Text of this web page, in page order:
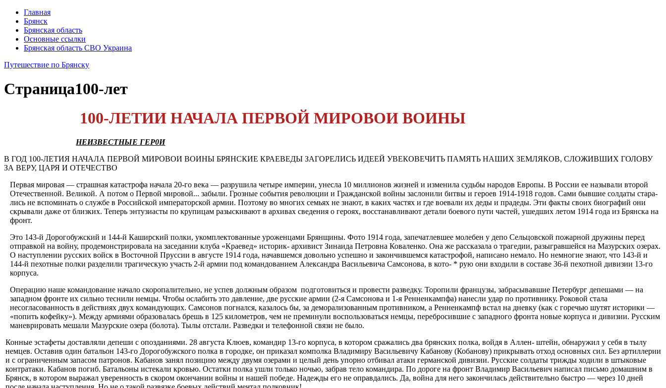
Главная
Брянск
Брянская область
Основные ссылки
Брянская область СВО Украина
Путешествие по Брянску
Страница100-лет
100-ЛЕТИИ НАЧАЛА ПЕРВОЙ МИРОВОИ ВОИНЫ
НЕИЗВЕСТНЫЕ ГЕР0И
В ГОД 100-ЛЕТИЯ НАЧАЛА ПЕРВОЙ МИРОВОИ ВОИНЫ БРЯНСКИЕ КРАЕВЕДЫ ЗАГОРЕЛИСЬ ИДЕЕЙ УВЕКОВЕЧИТЬ ПАМЯТЬ НАШИХ ЗЕМЛЯКОВ, СЛОЖИВШИХ ГОЛОВУ
ЗА ВЕРУ, ЦАРЯ И ОТЕЧЕСТВО
Первая мировая — страш­ная катастрофа начала 20-го века — разрушила четыре им­перии, унесла 10 миллионов жизней и изменила судьбы на­родов Европы. В России ее на­зывали второй
Отечественной. Великой. А потом о Первой ми­ровой... забыли. Грозные со­бытия революции и Граждан­ской войны заслонили битвы и героев 1914-1918 годов. Сами бывшие солдаты стара­
лись не вспоминать о службе в Российской императорской армии. Поэтому во многих се­мьях не знают, в каких частях и где воевали их деды и пра­деды. Эти факты своих био­графий они
скрывали даже от близких. Теперь энтузиа­сты по крупицам разыскивают в архивах сведения о героях, восстанавливают детали бо­евого пути частей, ушедших летом 1914 года из Брянска на
фронт.
Это 143-й Дорогобужский и 144-й Каширский полки, укомплектованные уроженца­ми Брянщины. Фото 1914 года, запечатлевшее молебен у депо Сельцовской пожарной дружи­ны перед
отправкой на войну, продемонстрировала на заседа­нии клуба «Краевед» историк- архивист Зинаида Петровна Коваленко. Она же рассказала о трагедии, разыгравшейся на Мазурских озерах.
О наступле­нии русских войск в Восточной Пруссии в августе 1914 года, на­чавшемся довольно успешно и закончившемся катастрофой, написано немало. Но немно­гие знают, что 143-й и
144-й пехотные полки разделили тра­гическую участь 2-й армии под командованием Александра Ва­сильевича Самсонова, в кото- * рую они входили в составе 36-й пехотной дивизии 13-го
корпуса.
Операцию наше командо­вание начало скоропалительно, не успев должным образом подготовиться и провести раз­ведку. Торопили французы, за­брасывавшие Петербург депеша­ми — на
западном фронте их сильно теснили немцы. Что­бы ослабить это давление, две русские армии (2-я Самсонова и 1-я Ренненкампфа) нанесли удар по противнику. Роковой стала
несогласованность в дей­ствиях двух командующих. Сам­сонов погнался, казалось бы, за деморализованным противни­ком, а Ренненкампф встал на дневку (как с горечью шутят историки —
«попить кофейку»). Между армиями образовалась брешь в 125 километров, чем не преминули воспользовать­ся немцы, перебросившие с за­падного фронта новые корпуса и дивизии. Русским
маневриро­вать мешали Мазурские озера (болота). Тылы отстали. Развед­ки и телефонной связи не было.
Конные эстафеты доставляли депеши с опозданиями. 28 авгу­ста Клюев, командир 13-го кор­пуса, в котором сражались два брянских полка, войдя в Аллен- штейн, обнаружил у себя в тылу
немцев. Оставив один батальон 143-го Дорогобужского полка в городке, он приказал ком­полка Владимиру Васильевичу Кабанову (Кобанову) прикры­вать отход основных сил. Без артиллерии
и с ограниченным запасом патронов. Кабанов за­нял позицию между двумя озе­рами и целый день упорно отби­вал атаки германской дивизии. Русские солдаты трижды хо­дили в штыковые
контратаки. Кабанов погиб. Батальоны ис­текали кровью. Остатки полка ушли только ночью, забрав тело командира. По дороге на фронт Владимир Васильевич написал письмо домашним в
Брянск, в котором выражал уверен­ность в скором окончании вой­ны и нашей победе. Надежды его не оправдались. Да, война для него закончилась действи­тельно быстро — через 10 дней